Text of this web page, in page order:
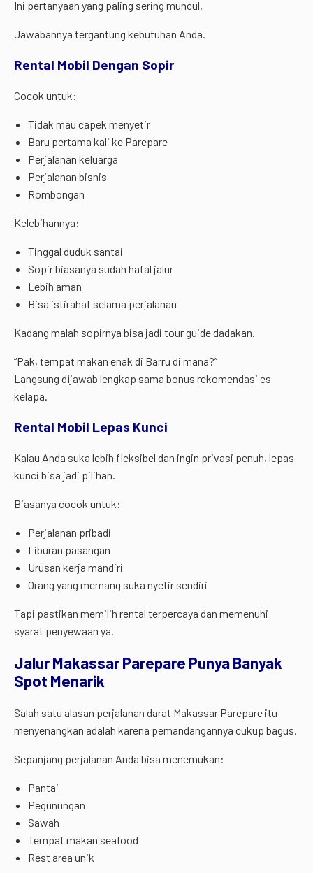
Ini pertanyaan yang paling sering muncul.
Jawabannya tergantung kebutuhan Anda.
Rental Mobil Dengan Sopir
Cocok untuk:
Tidak mau capek menyetir
Baru pertama kali ke Parepare
Perjalanan keluarga
Perjalanan bisnis
Rombongan
Kelebihannya:
Tinggal duduk santai
Sopir biasanya sudah hafal jalur
Lebih aman
Bisa istirahat selama perjalanan
Kadang malah sopirnya bisa jadi tour guide dadakan.
“Pak, tempat makan enak di Barru di mana?”
Langsung dijawab lengkap sama bonus rekomendasi es
kelapa.
Rental Mobil Lepas Kunci
Kalau Anda suka lebih fleksibel dan ingin privasi penuh, lepas
kunci bisa jadi pilihan.
Biasanya cocok untuk:
Perjalanan pribadi
Liburan pasangan
Urusan kerja mandiri
Orang yang memang suka nyetir sendiri
Tapi pastikan memilih rental terpercaya dan memenuhi
syarat penyewaan ya.
Jalur Makassar Parepare Punya Banyak
Spot Menarik
Salah satu alasan perjalanan darat Makassar Parepare itu
menyenangkan adalah karena pemandangannya cukup bagus.
Sepanjang perjalanan Anda bisa menemukan:
Pantai
Pegunungan
Sawah
Tempat makan seafood
Rest area unik